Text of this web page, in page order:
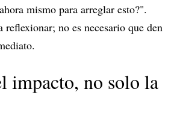
mismo para arreglar esto?".
reflexionar; no es necesario que den
impacto, no solo la